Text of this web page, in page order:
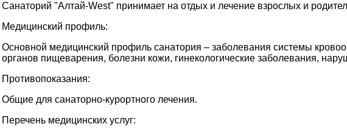
Санаторий "Алтай-West" принимает на отдых и лечение взрослых и
Медицинский профиль:
Основной медицинский профиль санатория – заболевания системы
органов пищеварения, болезни кожи, гинекологические заболевания,
Противопоказания:
Общие для санаторно-курортного лечения.
Перечень медицинских услуг: